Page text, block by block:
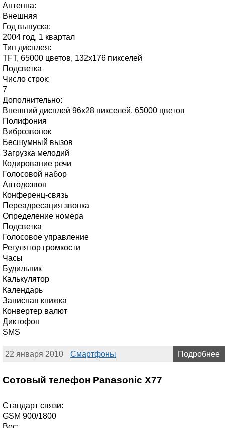
Антенна:
Внешняя
Год выпуска:
2004 год, 1 квартал
Тип дисплея:
TFT, 65000 цветов, 132x176 пикселей
Подсветка
Число строк:
7
Дополнительно:
Внешний дисплей 96x28 пикселей, 65000 цветов
Полифония
Виброзвонок
Бесшумный вызов
Загрузка мелодий
Кодирование речи
Голосовой набор
Автодозвон
Конференц-связь
Переадресация звонка
Определение номера
Подсветка
Голосовое управление
Регулятор громкости
Часы
Будильник
Калькулятор
Календарь
Записная книжка
Конвертер валют
Диктофон
SMS
22 января 2010 Смартфоны Подробнее
Сотовый телефон Panasonic X77
Стандарт связи:
GSM 900/1800